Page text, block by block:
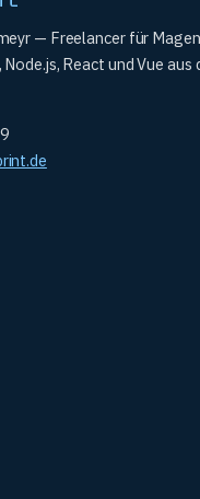
— Freelancer für
Node.js, React und Vue